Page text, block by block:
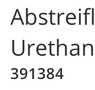
391384